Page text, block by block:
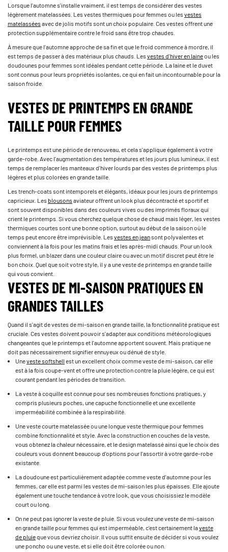
Lorsque l'automne s'installe vraiment, il est temps de considérer des vestes
légèrement matelassées. Les vestes thermiques pour femmes ou lesvestes
matelasséesavec de jolis motifs sont un choix populaire. Ces vestes offrent une
protection supplémentaire contre le froid sans être trop chaudes.
À mesure que l'automne approche de sa fin et que le froid commence à mordre, il
est temps de passer à des matériaux plus chauds. Lesvestes d'hiver en laineou les
doudounes pour femmes sont idéales pendant cette période. La laine et le duvet
sont connus pour leurs propriétés isolantes, ce qui en fait un incontournable pour la
saison froide.
VESTES DE PRINTEMPS EN GRANDE
TAILLE POUR FEMMES
Le printemps est une période de renouveau, et cela s'applique également à votre
garde-robe. Avec l'augmentation des températures et les jours plus lumineux, il est
temps de remplacer les manteaux d'hiver lourds par des vestes de printemps plus
légères et plus colorées en grande taille.
Les trench-coats sont intemporels et élégants, idéaux pour les jours de printemps
capricieux. Lesblousonsaviateur offrent un look plus décontracté et sportif et
sont souvent disponibles dans des couleurs vives ou des imprimés floraux qui
crient le printemps. Si vous cherchez quelque chose de chaud mais léger, les vestes
thermiques courtes sont une bonne option, surtout au début de la saison où le
temps peut encore être imprévisible. Lesvestes en jeansont polyvalentes et
conviennent à la fois pour les matins frais et les après-midi chauds. Pour un look
plus formel, un blazer dans une couleur claire ou avec un motif discret peut être le
bon choix. Quel que soit votre style, il y a une veste de printemps en grande taille
qui vous convient.
VESTES DE MI-SAISON PRATIQUES EN
GRANDES TAILLES
Quand il s'agit de vestes de mi-saison en grande taille, la fonctionnalité pratique est
cruciale. Ces vestes doivent pouvoir s'adapter aux conditions météorologiques
changeantes que le printemps et l'automne apportent souvent. Mais pratique ne
doit pas nécessairement signifier ennuyeux ou dénué de style.
Uneveste softshellest un excellent choix comme veste de mi-saison, car elle
est à la fois coupe-vent et offre une protection contre la pluie légère, ce qui est
courant pendant les périodes de transition.
La veste à coquille est connue pour ses nombreuses fonctions pratiques, y
compris plusieurs poches, une capuche fonctionnelle et une excellente
imperméabilité combinée à la respirabilité.
Une veste courte matelassée ou une longue veste thermique pour femmes
combine fonctionnalité et style. Avec la construction en couches de la veste,
vous obtenez la chaleur nécessaire, et le design matelassé ainsi que le choix des
couleurs vous donnent beaucoup d'options pour l'assortir à votre garde-robe
existante.
La doudoune est particulièrement adaptée comme veste d'automne pour les
femmes, car elle est parmi les vestes de mi-saison les plus épaisses. Elle ajoute
également une touche tendance à votre look, que vous choisissiez le modèle
court ou long.
On ne peut pas ignorer la veste de pluie. Si vous voulez une veste de mi-saison
en grande taille pour femmes qui est imperméable, c'est certainement laveste
de pluieque vous devriez choisir. Il vous suffit ensuite de décider si vous voulez
une poncho ou une veste, et si elle doit être colorée ou non.